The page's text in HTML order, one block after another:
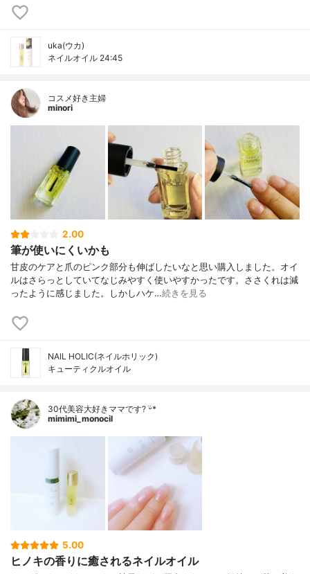
uka(ウカ)
ネイルオイル 24:45
コスメ好き主婦
minori
2.00
筆が使いにくいかも
甘皮のケアと爪のピンク部分も伸ばしたいなと思い購入しました。オイ
ルはさらっとしていてなじみやすく使いやすかったです。ささくれは減
ったように感じました。しかしハケ…続きを見る
NAIL HOLIC(ネイルホリック)
キューティクルオイル
30代美容大好きママです? ᵕ̈*
mimimi_monocil
5.00
ヒノキの香りに癒されるネイルオイル